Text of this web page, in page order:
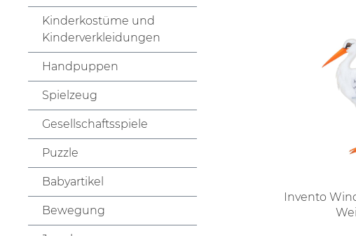
Kinderkostüme und
Kinderverkleidungen
Handpuppen
Spielzeug
Gesellschaftsspiele
Puzzle
Babyartikel
Bewegung
Invento